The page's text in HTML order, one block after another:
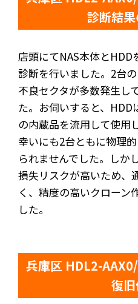
診断結
店頭にてNAS本体と
診断を行いました。2台
不良セクタが多数発生し
た。お伺いすると、HDD
の内蔵品を流用して使用
幸いにも2台ともに物理
られませんでした。しか
損失リスクが高いため、
く、精度の高いクローン
した。
兵庫区 HDL2-
復